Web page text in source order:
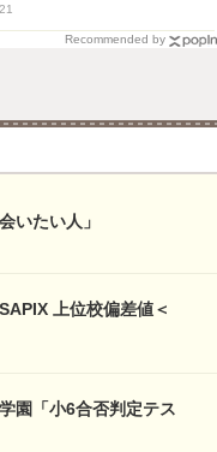
Recommended by
いたい人」
上位校偏差値＜
園「小6合否判定テス